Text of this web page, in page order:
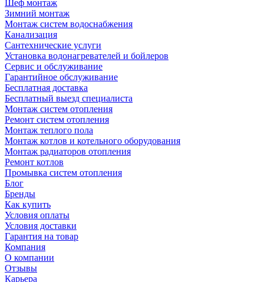
Шеф монтаж
Зимний монтаж
Монтаж систем водоснабжения
Канализация
Сантехнические услуги
Установка водонагревателей и бойлеров
Сервис и обслуживание
Гарантийное обслуживание
Бесплатная доставка
Бесплатный выезд специалиста
Монтаж систем отопления
Ремонт систем отопления
Монтаж теплого пола
Монтаж котлов и котельного оборудования
Монтаж радиаторов отопления
Ремонт котлов
Промывка систем отопления
Блог
Бренды
Как купить
Условия оплаты
Условия доставки
Гарантия на товар
Компания
О компании
Отзывы
Карьера